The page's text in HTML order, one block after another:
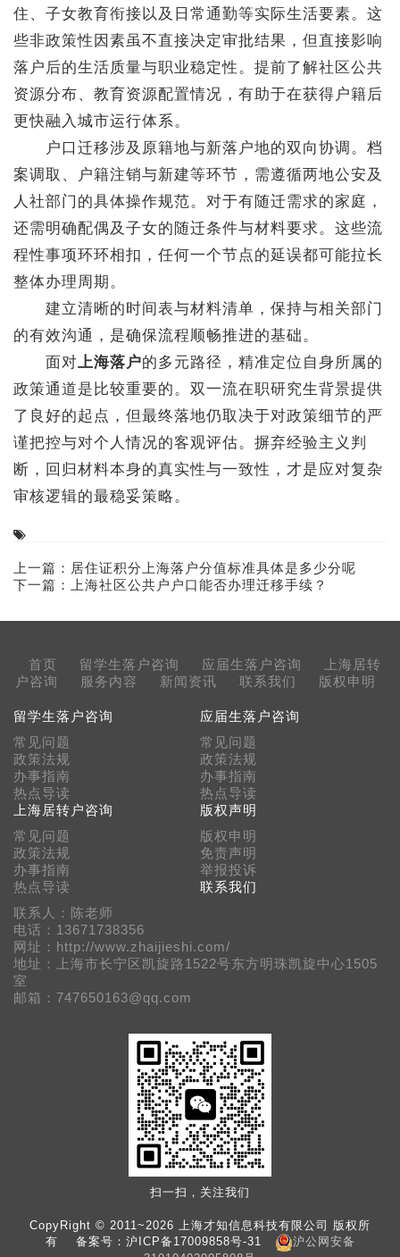
住、子女教育衔接以及日常通勤等实际生活要素。这
些非政策性因素虽不直接决定审批结果，但直接影响
落户后的生活质量与职业稳定性。提前了解社区公共
资源分布、教育资源配置情况，有助于在获得户籍后
更快融入城市运行体系。
户口迁移涉及原籍地与新落户地的双向协调。档
案调取、户籍注销与新建等环节，需遵循两地公安及
人社部门的具体操作规范。对于有随迁需求的家庭，
还需明确配偶及子女的随迁条件与材料要求。这些流
程性事项环环相扣，任何一个节点的延误都可能拉长
整体办理周期。
建立清晰的时间表与材料清单，保持与相关部门
的有效沟通，是确保流程顺畅推进的基础。
面对上海落户的多元路径，精准定位自身所属的
政策通道是比较重要的。双一流在职研究生背景提供
了良好的起点，但最终落地仍取决于对政策细节的严
谨把控与对个人情况的客观评估。摒弃经验主义判
断，回归材料本身的真实性与一致性，才是应对复杂
审核逻辑的最稳妥策略。
上一篇： 居住证积分上海落户分值标准具体是多少分呢
下一篇：
上海社区公共户户口能否办理迁移手续？
首页 留学生落户咨询 应届生落户咨询
上海居转
户咨询
服务内容 新闻资讯 联系我们 版权申明
留学生落户咨询
常见问题
政策法规
办事指南
热点导读
应届生落户咨询
常见问题
政策法规
办事指南
热点导读
上海居转户咨询
常见问题
政策法规
办事指南
热点导读
版权声明
版权申明
免责声明
举报投诉
联系我们
联系人：陈老师
电话：13671738356
网址：http://www.zhaijieshi.com/
地址：上海市长宁区凯旋路1522号东方明珠凯旋中心1505
室
邮箱：747650163@qq.com
扫一扫，关注我们
CopyRight © 2011~2026 上海才知信息科技有限公司 版权所
有 备案号： 沪ICP备17009858号-31
沪公网安备